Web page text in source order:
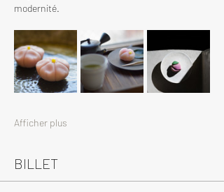
modernité.
Afficher plus
BILLET